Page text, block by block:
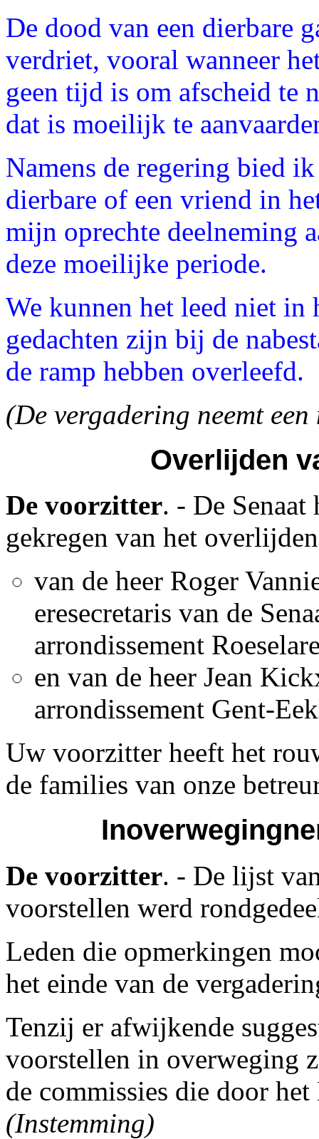
De dood van een dierbare
verdriet, vooral wanneer
geen tijd is om afscheid te
dat is moeilijk te
Namens de regering bied
dierbare of een vriend in
mijn oprechte deelneming
deze moeilijke periode.
We kunnen het leed niet in
gedachten zijn bij de
de ramp hebben overleefd.
(De vergadering neemt
Overlijden
De voorzitter. - De
gekregen van het
van de heer Roger
eresecretaris van de
arrondissement
en van de heer Jean
arrondissement Gent-
Uw voorzitter heeft het
de families van onze
De voorzitter. - De lijst
voorstellen werd
Leden die opmerkingen
het einde van de
Tenzij er afwijkende
voorstellen in overweging
de commissies die door
(Instemming)